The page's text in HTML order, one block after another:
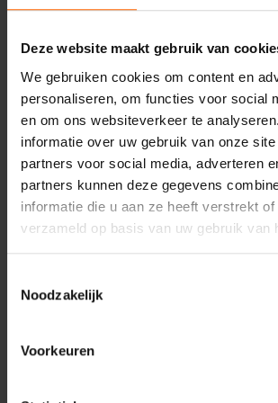
Deze website maakt gebruik van
We gebruiken cookies om content en
personaliseren, om functies voor social
en om ons websiteverkeer te
informatie over uw gebruik van onze
partners voor social media, adverteren
partners kunnen deze gegevens
informatie die u aan ze heeft verstrekt
verzameld op basis van uw gebruik van
Noodzakelijk
Voorkeuren
bedelgroepen gericht aan te pakken;
boa’s standaard blijvend uitrusten met
wapenstok toevoegen als hulpmiddel;
de opvang voor dak- en thuislozen/
verplaatsen naar een plek buiten het
voorlichting over fraude in buurthuizen,
herkennen en voorkomen van